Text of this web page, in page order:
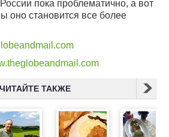
пока проблематично, а вот
оно становится все более
ЧИТАЙТЕ ТАКЖЕ